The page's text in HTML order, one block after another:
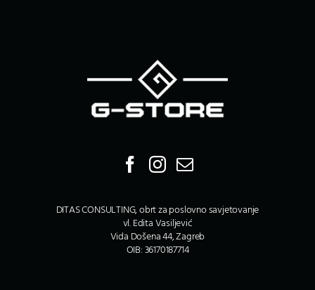
DITAS CONSULTING, obrt za poslovno savjetovanje
vl. Edita Vasiljević
Vida Došena 44, Zagreb
OIB: 36170187714